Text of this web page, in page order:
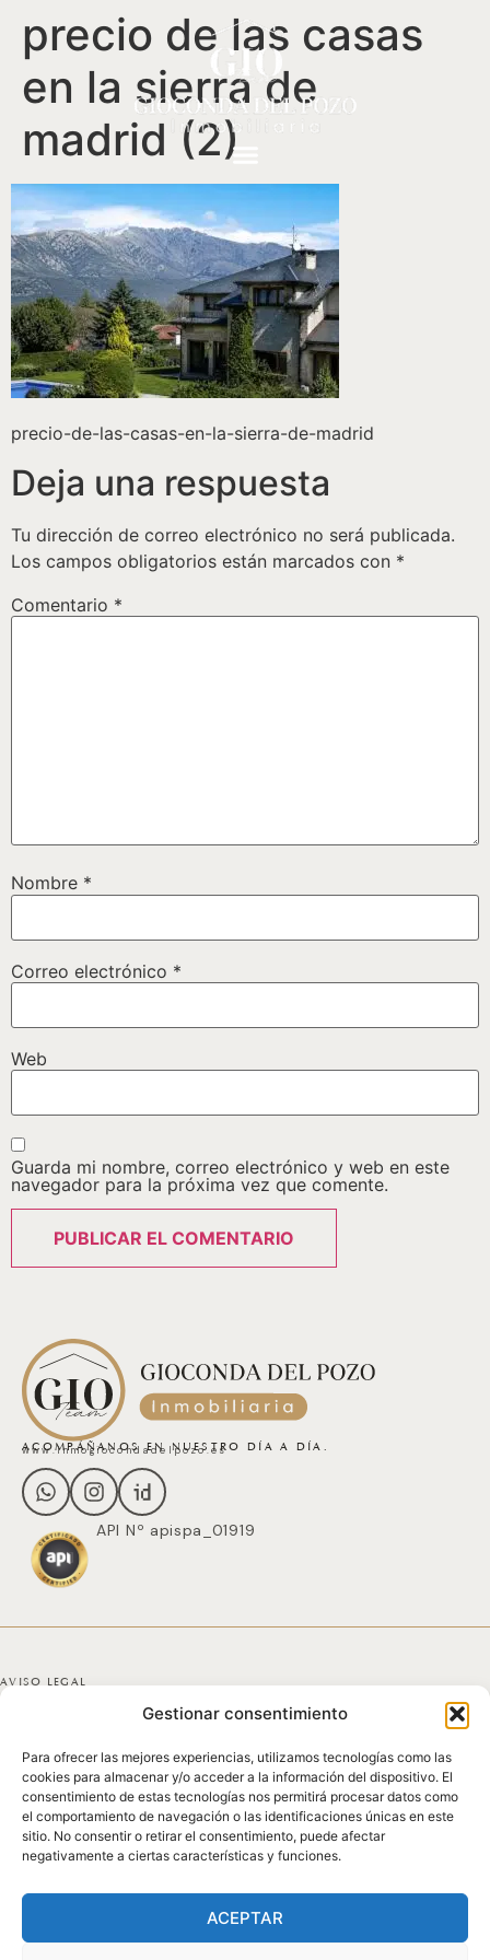
Gestionar consentimiento
Para ofrecer las mejores experiencias, utilizamos tecnologías como las
cookies para almacenar y/o acceder a la información del dispositivo. El
consentimiento de estas tecnologías nos permitirá procesar datos como
el comportamiento de navegación o las identificaciones únicas en este
sitio. No consentir o retirar el consentimiento, puede afectar
negativamente a ciertas características y funciones.
ACEPTAR
precio de las casas
en la sierra de
madrid (2)
precio-de-las-casas-en-la-sierra-de-madrid
Deja una respuesta
Tu dirección de correo electrónico no será publicada.
Los campos obligatorios están marcados con *
Comentario *
Nombre *
Correo electrónico *
Web
Guarda mi nombre, correo electrónico y web en este
navegador para la próxima vez que comente.
ACOMPÁÑANOS EN NUESTRO DÍA A DÍA.
www.inmogiocondadelpozo.es
API Nº apispa_01919
AVISO LEGAL
POLÍTICA DE COOKIES
DECLARACIÓN DE ACCESIBILIDAD
MAPA DEL SITIO
© 2025 GICONDA DEL POZO